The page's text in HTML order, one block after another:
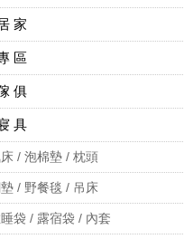
家
區
俱
具
/ 泡棉墊 / 枕頭
/ 野餐毯 / 吊床
袋 / 露宿袋 / 內套